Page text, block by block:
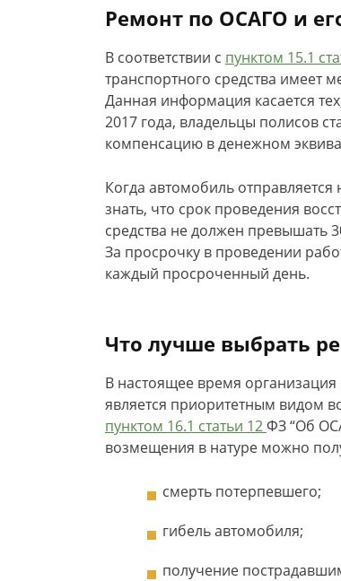
Ремонт по ОСАГО и
В соответствии с пунктом 15.1
транспортного средства имеет
Данная информация касается
2017 года, владельцы полисов
компенсацию в денежном
Когда автомобиль
знать, что срок проведения
средства не должен превышать
За просрочку в проведении
каждый просроченный день.
Что лучше выбрать
В настоящее время организация
является приоритетным видом
пунктом 16.1 статьи 12ФЗ “Об
возмещения в натуре можно
смерть потерпевшего;
гибель автомобиля;
получение